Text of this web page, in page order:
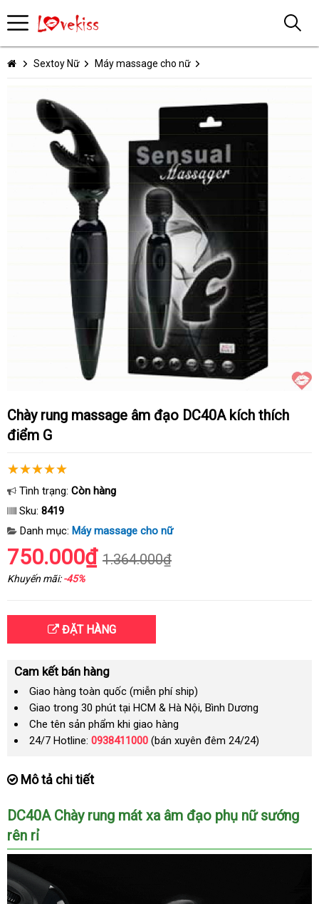
Sextoy Nữ Máy massage cho nữ
Chày rung massage âm đạo DC40A kích thích
điểm G
Tình trạng: Còn hàng
Sku: 8419
Danh mục: Máy massage cho nữ
750.000₫ 1.364.000₫
Khuyến mãi:-45%
ĐẶT HÀNG
Cam kết bán hàng
Giao hàng toàn quốc (miễn phí ship)
Giao trong 30 phút tại HCM & Hà Nội, Bình Dương
Che tên sản phẩm khi giao hàng
24/7 Hotline: 0938411000 (bán xuyên đêm 24/24)
Mô tả chi tiết
DC40A Chày rung mát xa âm đạo phụ nữ sướng
rên rỉ